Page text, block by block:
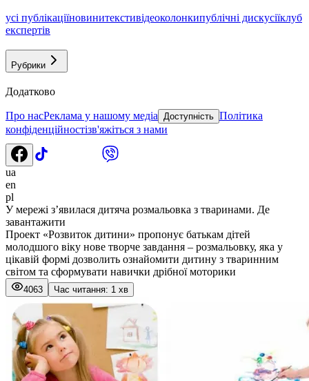
усі публікаціїновинитекстивідеоколонкипублічні дискусіїклуб
експертів
Рубрики
Додатково
Про насРеклама у нашому медіа Доступність Політика
конфіденційностізв'яжіться з нами
ua
en
pl
У мережі з’явилася дитяча розмальовка з тваринами. Де
завантажити
Проект «Розвиток дитини» пропонує батькам дітей
молодшого віку нове творче завдання – розмальовку, яка у
цікавій формі дозволить ознайомити дитину з тваринним
світом та сформувати навички дрібної моторики
4063 Час читання: 1 хв